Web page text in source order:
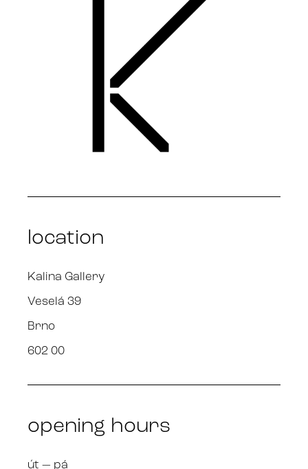
location
Kalina Gallery
Veselá 39
Brno
602 00
opening hours
út — pá